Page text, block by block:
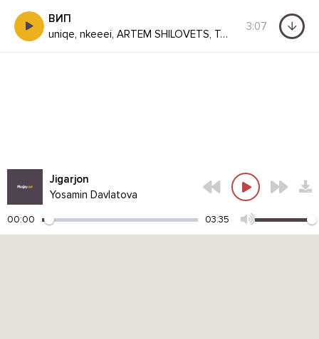
ВИП
uniqe, nkeeei, ARTEM SHILOVETS, Toxi$
3:07
Jigarjon
Yosamin Davlatova
00:00 03:35